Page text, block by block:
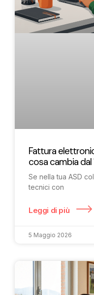
Fattura
cosa cambia
Se nella tua ASD
tecnici con
Leggi di più
5 Maggio 2026